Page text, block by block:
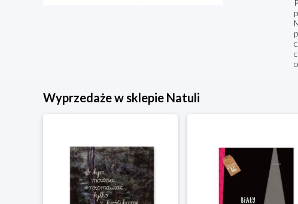
Wyprzedaże w sklepie Natuli